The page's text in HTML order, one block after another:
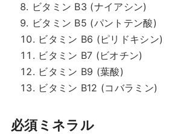
ビタミン B3 (ナイアシン)
ビタミン B5 (パントテン酸)
ビタミン B6 (ピリドキシン)
ビタミン B7 (ビオチン)
ビタミン B9 (葉酸)
ビタミン B12 (コバラミン)
必須ミネラル